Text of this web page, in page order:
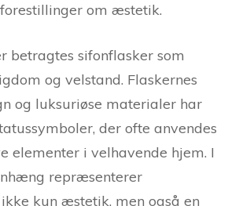
om æstetik.
betragtes sifonflasker som
og velstand. Flaskernes
og luksuriøse materialer har
der ofte anvendes
elementer i velhavende hjem. I
repræsenterer
kun æstetik, men også en